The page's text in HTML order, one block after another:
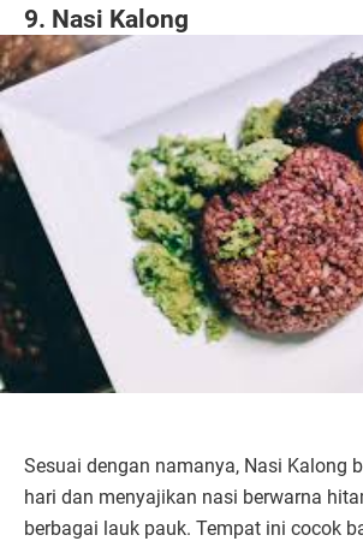
9. Nasi Kalong
Sesuai dengan namanya, Nasi Kalong
hari dan menyajikan nasi berwarna
berbagai lauk pauk. Tempat ini cocok